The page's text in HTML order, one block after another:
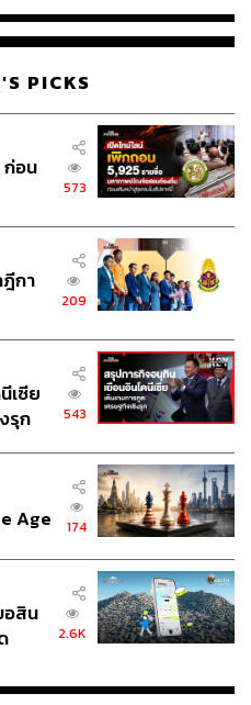
องตัวละครแต่ละตัวดูแล้ว ดู
ที่AIRกำลังนำเสนอ เห็นจะ
ามหมายของคำว่า ‘Just Do
พลัง’ ของคำคำนี้ไปพร้อมกัน
ที่หลงใหลในกีฬา
างแรงกล้าว่า Michael
องค์ความรู้ที่เขามีนี่แหละ ที่
ำครหา และกล้าที่จะ ‘ลงมือ
เข้าฉายอย่างเป็นทางการ
PICKS
ก่อน
573
กา
209
เซีย
รุก
543
Age
174
อสิน
2.6K